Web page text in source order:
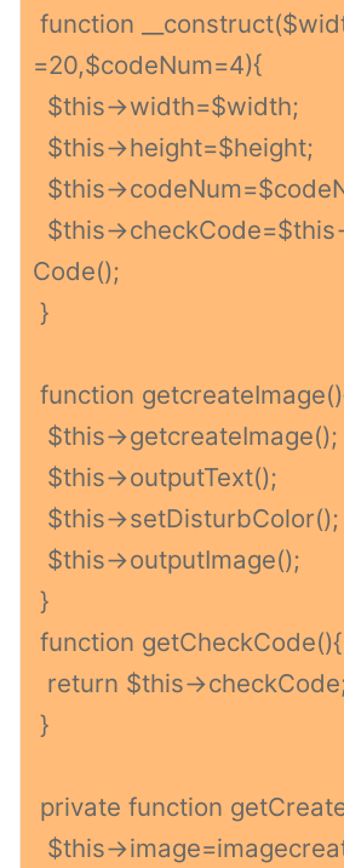
function
=20,$codeNum=4){
$this->width=$width;
$this->height=$height;
$this-
$this-
Code();
}
function
$this->getcreateImage();
$this->outputText();
$this->setDisturbColor();
$this->outputImage();
}
function getCheckCode(){
return $this-
}
private function
$this-